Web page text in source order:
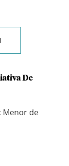
De
Menor de